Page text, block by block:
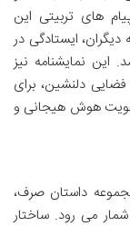
های تربیتی این
ایستادگی در
این نمایشنامه نیز
دلنشین، برای
تقویت هوش هیجانی و
داستان صرف،
می رود. ساختار